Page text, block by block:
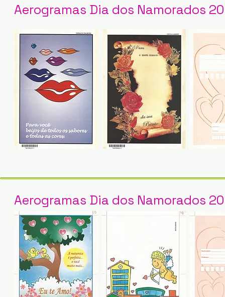
Aerogramas Dia dos Namorados
Aerogramas Dia dos Namorados